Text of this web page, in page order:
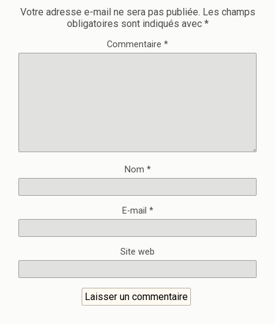
Votre adresse e-mail ne sera pas publiée. Les champs
obligatoires sont indiqués avec *
Commentaire *
Nom *
E-mail *
Site web